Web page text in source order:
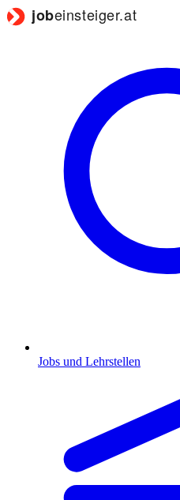
Jobs und Lehrstellen